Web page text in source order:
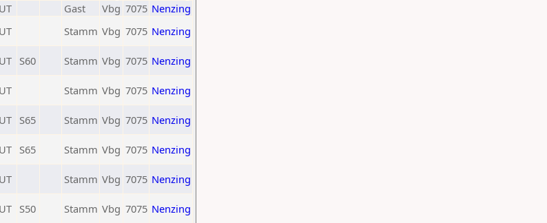
Gast Vbg 7075 Nenzing
Stamm Vbg 7075 Nenzing
S60 Stamm Vbg 7075 Nenzing
Stamm Vbg 7075 Nenzing
S65 Stamm Vbg 7075 Nenzing
S65 Stamm Vbg 7075 Nenzing
Stamm Vbg 7075 Nenzing
S50 Stamm Vbg 7075 Nenzing